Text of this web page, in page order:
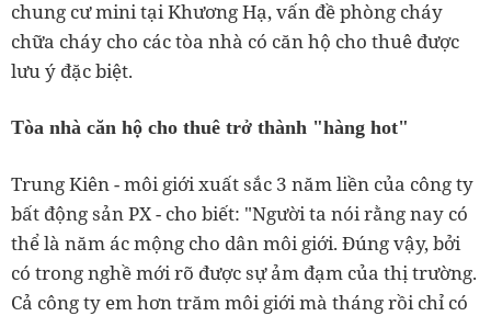
chung cư mini tại Khương Hạ, vấn đề phòng cháy
chữa cháy cho các tòa nhà có căn hộ cho thuê được
lưu ý đặc biệt.
Tòa nhà căn hộ cho thuê trở thành "hàng hot"
Trung Kiên - môi giới xuất sắc 3 năm liền của công ty
bất động sản PX - cho biết: "Người ta nói rằng nay có
thể là năm ác mộng cho dân môi giới. Đúng vậy, bởi
có trong nghề mới rõ được sự ảm đạm của thị trường.
Cả công ty em hơn trăm môi giới mà tháng rồi chỉ có